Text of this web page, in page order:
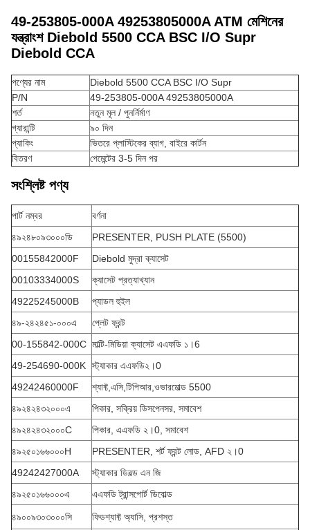
49-253805-000A 49253805000A ATM মেশিনের
যন্ত্রাংশ Diebold 5500 CCA BSC I/O Supr
Diebold CCA
পণ্যের নাম
Diebold 5500 CCA BSC I/O Supr
P/N
49-253805-000A 49253805000A
শর্ত
নতুন মূল / পুনর্নির্মাণ
গ্যারান্টি
৯০ দিন
প্যাকিং
ভিতরে প্লাস্টিকের ব্যাগ, বাইরে কার্টন
বিতরণ
পেমেন্টের 3-5 দিন পর
সংশ্লিষ্ট পণ্য
পার্ট নম্বর
বর্ণনা
৪৯২৪৮০৯৩০০০ডি
PRESENTER, PUSH PLATE (5500)
00155842000F
Diebold মুদ্রা ক্যাসেট
00103334000S
ক্যাসেট প্রত্যাখ্যান
49225245000B
প্যাডল হুইল
৪৯-২৪২৪৫১-০০০এ
প্লেট ফ্রন্ট
00-155842-000C মাল্টি-মিডিয়া ক্যাসেট এএফডি ১।6
49-254690-000K স্ট্যাকার এএফডি২।0
49242460000F
শ্যাফ্ট,এসি,টিপিআর,ওভারমোল্ড 5500
৪৯২৪২৪৩২০০০এ
পিকার, সক্রিয় ডিসপেনসর, সমাবেশ
৪৯২৪২৪৩২০০০C
পিকার, এএফডি ২।0, সমাবেশ
৪৯২৫০১৬৬০০০H
PRESENTER, শর্ট ফ্রন্ট লোড, AFD ২।0
49242427000A
স্ট্যাকার ডিবল্ড এন জি
৪৯২৫০১৬৬০০০এ
এএফডি ট্রান্সপোর্ট ডিবোল্ড
৪৯০০৯৩০৩০০০সি ফিডশ্যাফ্ট অ্যাসি, প্রশস্ত